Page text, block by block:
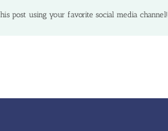
post using your favorite social media channel!